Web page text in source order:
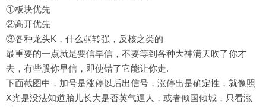
①板块优先
②高开优先
③各种龙头K，什么弱转强，反核之类的
最重要的一点就是要信早信，不要等到各种大神满天吹了你才
去，有些股你早信，即使错了它能让你走.
下面截图中，加号是涨停以后出信号，涨停出是确定性，就像照
X光是没法知道胎儿长大是否英气逼人，或者倾国倾城，只看涨